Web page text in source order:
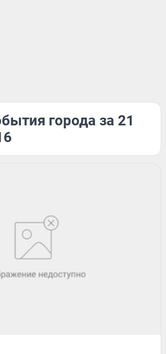
города за 21